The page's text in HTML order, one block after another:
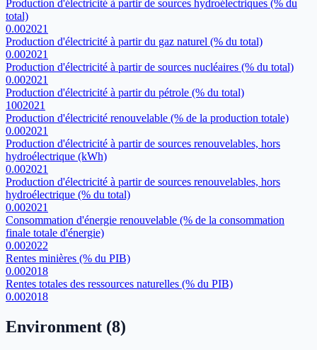
Production d'électricité à partir de sources hydroélectriques (% du
total)
0.002021
Production d'électricité à partir du gaz naturel (% du total)
0.002021
Production d'électricité à partir de sources nucléaires (% du total)
0.002021
Production d'électricité à partir du pétrole (% du total)
1002021
Production d'électricité renouvelable (% de la production totale)
0.002021
Production d'électricité à partir de sources renouvelables, hors
hydroélectrique (kWh)
0.002021
Production d'électricité à partir de sources renouvelables, hors
hydroélectrique (% du total)
0.002021
Consommation d'énergie renouvelable (% de la consommation
finale totale d'énergie)
0.002022
Rentes minières (% du PIB)
0.002018
Rentes totales des ressources naturelles (% du PIB)
0.002018
Environment (8)